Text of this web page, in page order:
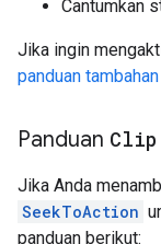
Cantumkan
Jika ingin
panduan tambahan
Panduan Clip
Jika Anda
SeekToAction
panduan berikut: